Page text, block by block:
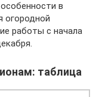
в
огородной
работы с начала
таблица